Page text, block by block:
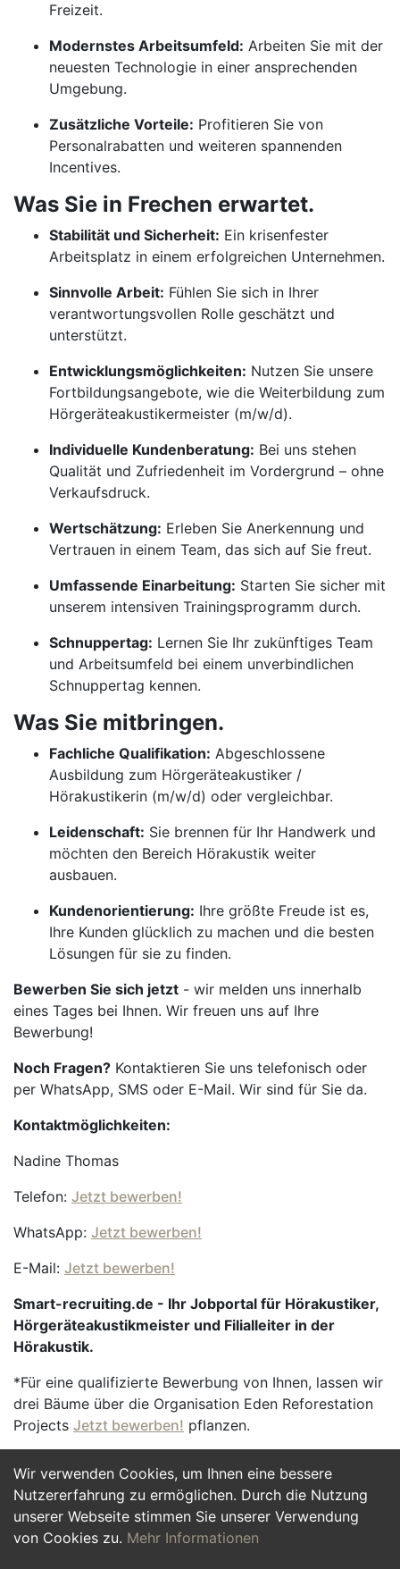
Wir verwenden Cookies, um Ihnen eine bessere
Nutzererfahrung zu ermöglichen. Durch die Nutzung
unserer Webseite stimmen Sie unserer Verwendung
von Cookies zu. Mehr Informationen
Freizeit.
Modernstes Arbeitsumfeld: Arbeiten Sie mit der
neuesten Technologie in einer ansprechenden
Umgebung.
Zusätzliche Vorteile: Profitieren Sie von
Personalrabatten und weiteren spannenden
Incentives.
Was Sie in Frechen erwartet.
Stabilität und Sicherheit: Ein krisenfester
Arbeitsplatz in einem erfolgreichen Unternehmen.
Sinnvolle Arbeit: Fühlen Sie sich in Ihrer
verantwortungsvollen Rolle geschätzt und
unterstützt.
Entwicklungsmöglichkeiten: Nutzen Sie unsere
Fortbildungsangebote, wie die Weiterbildung zum
Hörgeräteakustikermeister (m/w/d).
Individuelle Kundenberatung: Bei uns stehen
Qualität und Zufriedenheit im Vordergrund – ohne
Verkaufsdruck.
Wertschätzung: Erleben Sie Anerkennung und
Vertrauen in einem Team, das sich auf Sie freut.
Umfassende Einarbeitung: Starten Sie sicher mit
unserem intensiven Trainingsprogramm durch.
Schnuppertag: Lernen Sie Ihr zukünftiges Team
und Arbeitsumfeld bei einem unverbindlichen
Schnuppertag kennen.
Was Sie mitbringen.
Fachliche Qualifikation: Abgeschlossene
Ausbildung zum Hörgeräteakustiker /
Hörakustikerin (m/w/d) oder vergleichbar.
Leidenschaft: Sie brennen für Ihr Handwerk und
möchten den Bereich Hörakustik weiter
ausbauen.
Kundenorientierung: Ihre größte Freude ist es,
Ihre Kunden glücklich zu machen und die besten
Lösungen für sie zu finden.
Bewerben Sie sich jetzt - wir melden uns innerhalb
eines Tages bei Ihnen. Wir freuen uns auf Ihre
Bewerbung!
Noch Fragen? Kontaktieren Sie uns telefonisch oder
per WhatsApp, SMS oder E-Mail. Wir sind für Sie da.
Kontaktmöglichkeiten:
Nadine Thomas
Telefon: Jetzt bewerben!
WhatsApp: Jetzt bewerben!
E-Mail: Jetzt bewerben!
Smart-recruiting.de - Ihr Jobportal für Hörakustiker,
Hörgeräteakustikmeister und Filialleiter in der
Hörakustik.
*Für eine qualifizierte Bewerbung von Ihnen, lassen wir
drei Bäume über die Organisation Eden Reforestation
Projects Jetzt bewerben! pflanzen.
Jetzt Bewerben